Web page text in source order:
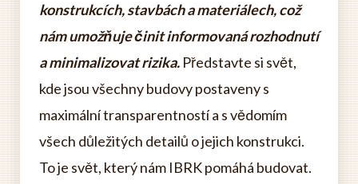
konstrukcích, stavbách a materiálech, což
nám umožňuje činit informovaná rozhodnutí
a minimalizovat rizika. Představte si svět,
kde jsou všechny budovy postaveny s
maximální transparentností a s vědomím
všech důležitých detailů o jejich konstrukci.
To je svět, který nám IBRK pomáhá budovat.